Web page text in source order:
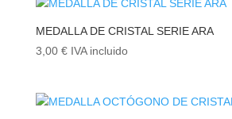
MEDALLA DE CRISTAL SERIE ARA
3,00 € IVA incluido